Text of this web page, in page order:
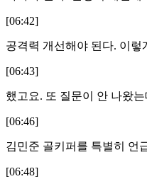
[06:42]
공격력 개선해야 된다. 이렇
[06:43]
했고요. 또 질문이 안 나왔는
[06:46]
김민준 골키퍼를 특별히 언
[06:48]